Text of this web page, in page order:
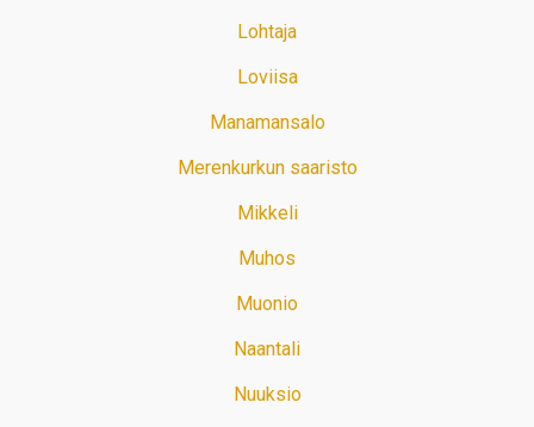
Lohtaja
Loviisa
Manamansalo
Merenkurkun saaristo
Mikkeli
Muhos
Muonio
Naantali
Nuuksio